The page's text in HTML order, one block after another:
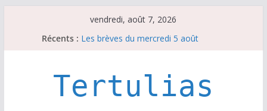
vendredi, août 7, 2026
Récents : Les brèves du mercredi 5 août
Escalafón 2026 – novilleros –
Les brèves du jeudi 6 août
Tertulias